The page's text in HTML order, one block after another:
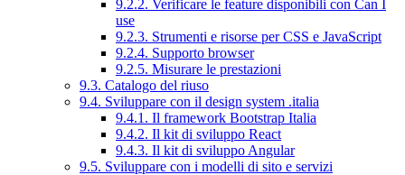
9.2.2. Verificare le feature disponibili con Can I
use
9.2.3. Strumenti e risorse per CSS e JavaScript
9.2.4. Supporto browser
9.2.5. Misurare le prestazioni
9.3. Catalogo del riuso
9.4. Sviluppare con il design system .italia
9.4.1. Il framework Bootstrap Italia
9.4.2. Il kit di sviluppo React
9.4.3. Il kit di sviluppo Angular
9.5. Sviluppare con i modelli di sito e servizi